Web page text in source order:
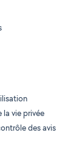
vie privée
des avis